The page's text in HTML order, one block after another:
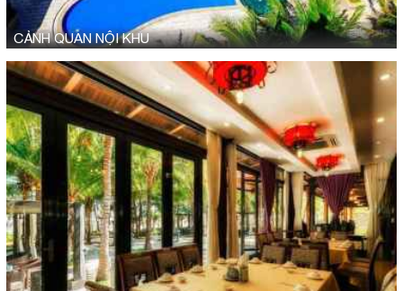
CẢNH QUAN NỘI KHU